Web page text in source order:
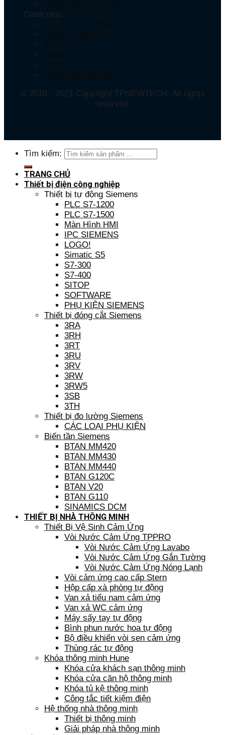
Danh mục
© 2010 - 2021 Copyright TPNEWTECH. All rights
reserved.
Tìm kiếm:
TRANG CHỦ
Thiết bị điện công nghiệp
Thiết bị tự động Siemens
PLC S7-1200
PLC S7-1500
Màn Hình HMI
IPC SIEMENS
LOGO!
Simatic S5
S7-300
S7-400
SITOP
SOFTWARE
PHỤ KIỆN SIEMENS
Thiết bị đóng cắt Siemens
3RA
3RH
3RT
3RU
3RV
3RW
3RW5
3SB
3TH
Thiết bị đo lường Siemens
CÁC LOẠI PHỤ KIỆN
Biến tần Siemens
BTAN MM420
BTAN MM430
BTAN MM440
BTAN G120C
BTAN V20
BTAN G110
SINAMICS DCM
THIẾT BỊ NHÀ THÔNG MINH
Thiết Bị Vệ Sinh Cảm Ứng
Vòi Nước Cảm Ứng TPPRO
Vòi Nước Cảm Ứng Lavabo
Vòi Nước Cảm Ứng Gắn Tường
Vòi Nước Cảm Ứng Nóng Lạnh
Vòi cảm ứng cao cấp Stern
Hộp cấp xà phòng tự động
Van xả tiểu nam cảm ứng
Van xả WC cảm ứng
Máy sấy tay tự động
Bình phun nước hoa tự động
Bộ điều khiển vòi sen cảm ứng
Thùng rác tự động
Khóa thông minh Hune
Khóa cửa khách sạn thông minh
Khóa cửa căn hộ thông minh
Khóa tủ kệ thông minh
Công tắc tiết kiệm điện
Hệ thống nhà thông minh
Thiết bị thông minh
Giải pháp nhà thông minh